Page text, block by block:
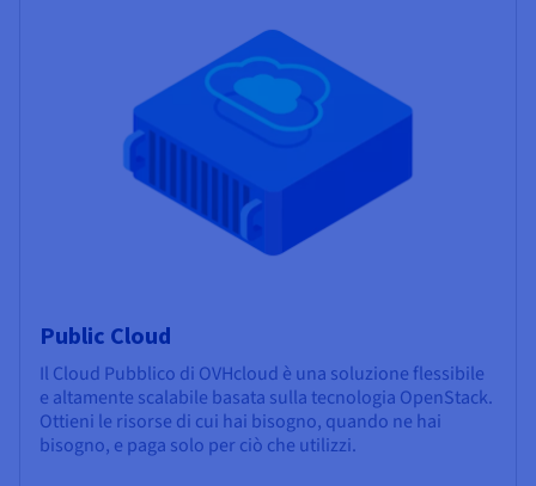
Public Cloud
Il Cloud Pubblico di OVHcloud è una soluzione flessibile
e altamente scalabile basata sulla tecnologia OpenStack.
Ottieni le risorse di cui hai bisogno, quando ne hai
bisogno, e paga solo per ciò che utilizzi.